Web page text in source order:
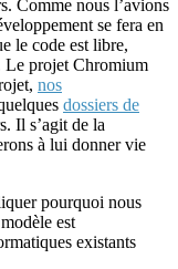
Comme nous l’avions
se fera en
le code est libre,
Le projet Chromium
nos
dossiers de
Il s’agit de la
à lui donner vie
pourquoi nous
est
existants